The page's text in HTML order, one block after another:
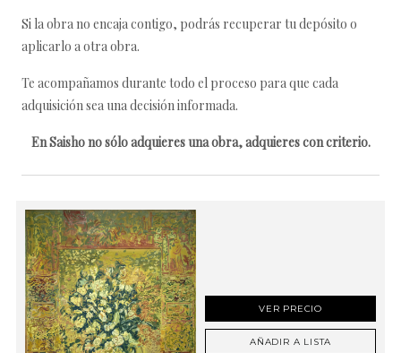
Si la obra no encaja contigo, podrás recuperar tu depósito o
aplicarlo a otra obra.
Te acompañamos durante todo el proceso para que cada
adquisición sea una decisión informada.
En Saisho no sólo adquieres una obra, adquieres con criterio.
VER PRECIO
AÑADIR A LISTA